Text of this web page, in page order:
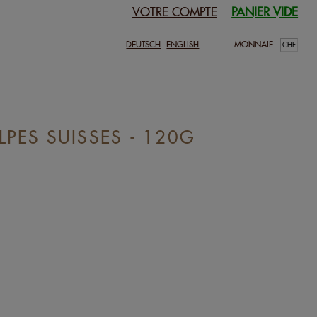
VOTRE COMPTE PANIER VIDE
DEUTSCH ENGLISH MONNAIE
SUISSES - 120G